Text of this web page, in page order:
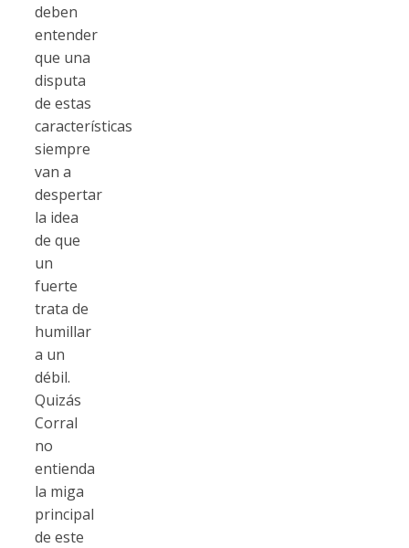
deben
entender
que una
disputa
de estas
características
siempre
van a
despertar
la idea
de que
un
fuerte
trata de
humillar
a un
débil.
Quizás
Corral
no
entienda
la miga
principal
de este